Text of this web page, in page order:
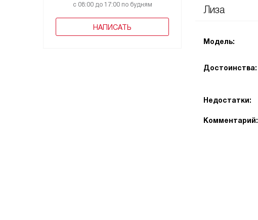
с 08:00 до 17:00 по будням
НАПИСАТЬ
Лиза
Модель:
Достоинства:
Недостатки:
Комментарий: